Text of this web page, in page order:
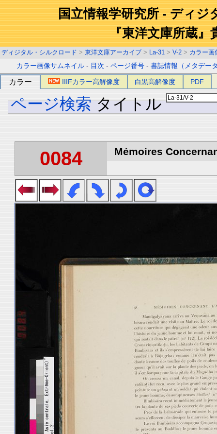
国立情報学研究所 - ディジ
『東洋文庫所蔵』
ディジタル・シルクロード > 東洋文庫アーカイブ > La-31 > V-2 > カラー画
カラー画像サムネイル - 目次 -ページ番号 -書誌情報（メタデー
カラー IIIFカラー高解像度 白黒高解像度 PDF
ページ検索 タイトル
0084 Mémoires